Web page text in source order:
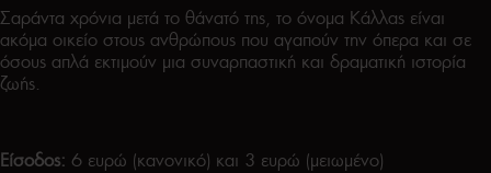
Σαράντα χρόνια μετά το θάνατό της, το όνομα Κάλλας είναι
ακόμα οικείο στους ανθρώπους που αγαπούν την όπερα και σε
όσους απλά εκτιμούν μια συναρπαστική και δραματική ιστορία
ζωής.
Είσοδος: 6 ευρώ (κανονικό) και 3 ευρώ (μειωμένο)